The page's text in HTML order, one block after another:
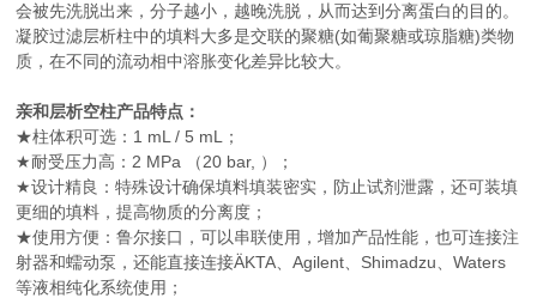
会被先洗脱出来，分子越小，越晚洗脱，从而达到分离蛋白的目的。
凝胶过滤层析柱中的填料大多是交联的聚糖(如葡聚糖或琼脂糖)类物
质，在不同的流动相中溶胀变化差异比较大。
亲和层析空柱产品特点：
★柱体积可选：1 mL / 5 mL；
★耐受压力高：2 MPa （20 bar, ）；
★设计精良：特殊设计确保填料填装密实，防止试剂泄露，还可装填
更细的填料，提高物质的分离度；
★使用方便：鲁尔接口，可以串联使用，增加产品性能，也可连接注
射器和蠕动泵，还能直接连接ÄKTA、Agilent、Shimadzu、Waters
等液相纯化系统使用；